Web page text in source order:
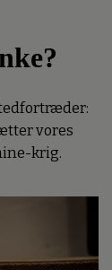
vores
krig.